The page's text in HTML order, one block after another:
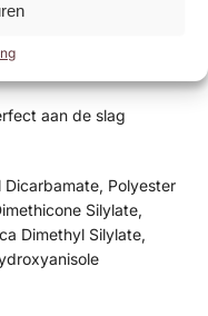
aan de slag
Polyester
Silylate,
Dimethyl Silylate,